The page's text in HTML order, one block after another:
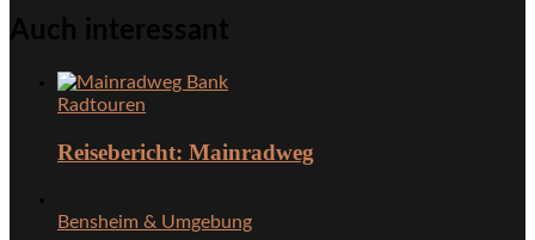
Auch interessant
Radtouren
Reisebericht: Mainradweg
Bensheim & Umgebung